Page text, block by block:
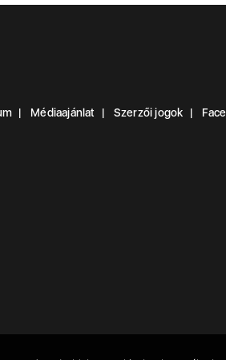
Médiaajánlat Szerzői jogok